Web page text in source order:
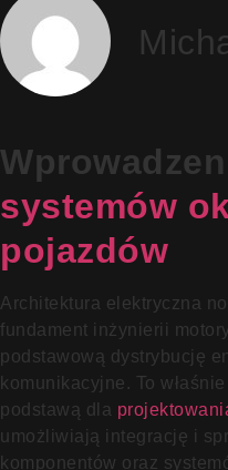
systemów
pojazdów
Architektura elektryczna
fundament inżynierii
podstawową dystrybucję
komunikacyjne. To
podstawą dla
umożliwiają integrację i
komponentów oraz